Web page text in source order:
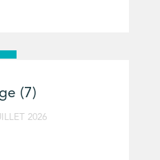
(7)
2026